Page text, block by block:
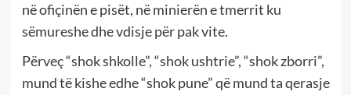
në ofiçinën e pisët, në minierën e tmerrit ku
sëmureshe dhe vdisje për pak vite.
Përveç “shok shkolle”, “shok ushtrie”, “shok zborri”,
mund të kishe edhe “shok pune” që mund ta qerasje